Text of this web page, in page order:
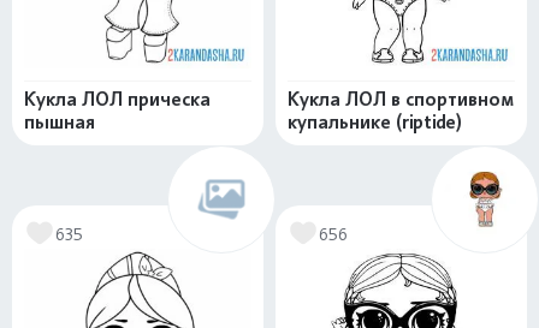
Кукла ЛОЛ прическа
пышная
Кукла ЛОЛ в спортивном
купальнике (riptide)
635 656